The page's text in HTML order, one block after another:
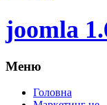
joomla
Меню
Головна